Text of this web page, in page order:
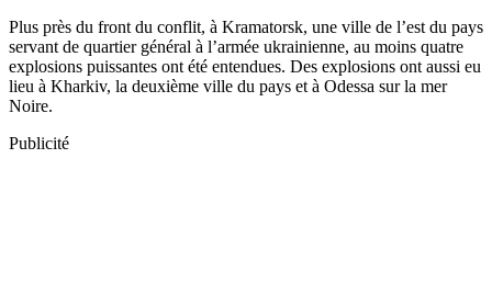
Plus près du front du conflit, à Kramatorsk, une ville de l’est du pays
servant de quartier général à l’armée ukrainienne, au moins quatre
explosions puissantes ont été entendues. Des explosions ont aussi eu
lieu à Kharkiv, la deuxième ville du pays et à Odessa sur la mer
Noire.
Publicité